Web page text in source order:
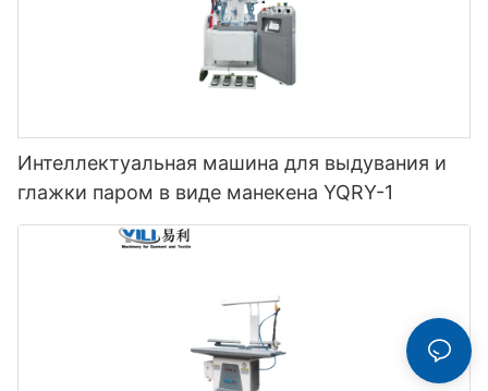
Интеллектуальная машина для выдувания и
глажки паром в виде манекена YQRY-1